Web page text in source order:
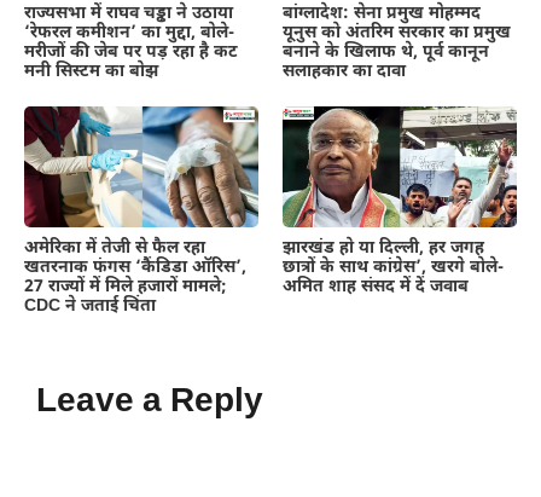
राज्यसभा में राघव चड्ढा ने उठाया
‘रेफरल कमीशन’ का मुद्दा, बोले-
मरीजों की जेब पर पड़ रहा है कट
मनी सिस्टम का बोझ
बांग्लादेश: सेना प्रमुख मोहम्मद
यूनुस को अंतरिम सरकार का प्रमुख
बनाने के खिलाफ थे, पूर्व कानून
सलाहकार का दावा
अमेरिका में तेजी से फैल रहा
खतरनाक फंगस ‘कैंडिडा ऑरिस’,
27 राज्यों में मिले हजारों मामले;
CDC ने जताई चिंता
झारखंड हो या दिल्ली, हर जगह
छात्रों के साथ कांग्रेस’, खरगे बोले-
अमित शाह संसद में दें जवाब
Leave a Reply